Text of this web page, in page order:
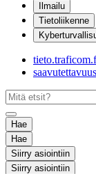
Ilmailu
Tietoliikenne
Hae
Hae
Siirry asiointiin
Siirry asiointiin